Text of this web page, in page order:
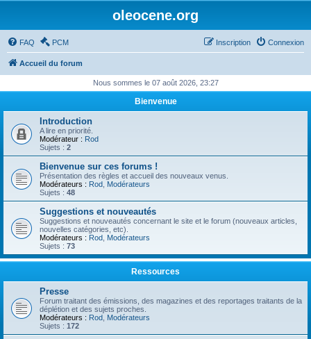
oleocene.org
FAQ PCM Connexion
Inscription
Accueil du forum
Nous sommes le 07 août 2026, 23:27
Bienvenue
Introduction
A lire en priorité.
Modérateur : Rod
Sujets : 2
Bienvenue sur ces forums !
Présentation des règles et accueil des nouveaux venus.
Modérateurs : Rod Modérateurs
Sujets : 48
Suggestions et nouveautés
Suggestions et nouveautés concernant le site et le forum (nouveaux articles,
nouvelles catégories, etc).
Modérateurs : Rod Modérateurs
Sujets : 73
Ressources
Presse
Forum traitant des émissions, des magazines et des reportages traitants de la
déplétion et des sujets proches.
Modérateurs : Rod Modérateurs
Sujets : 172